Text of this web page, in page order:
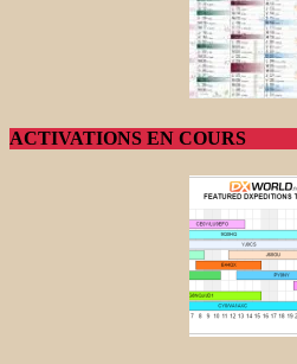
ACTIVATIONS EN COURS